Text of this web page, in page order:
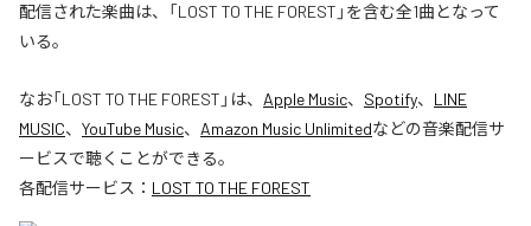
配信された楽曲は、「LOST TO THE FOREST」を含む全1曲となって
いる。
なお「LOST TO THE FOREST 」は、 Apple Music、 Spotify、 LINE
MUSIC、 YouTube Music、 Amazon Music Unlimitedなどの音楽配信サ
ービスで聴くことができる。
各配信サービス： LOST TO THE FOREST